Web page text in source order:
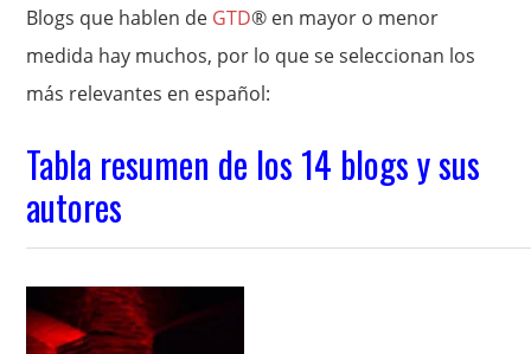
Blogs que hablen de GTD® en mayor o menor
medida hay muchos, por lo que se seleccionan los
más relevantes en español:
Tabla resumen de los 14 blogs y sus
autores